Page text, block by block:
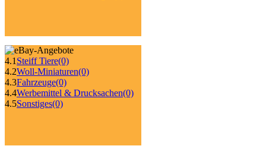
4.1 Steiff Tiere(0)
4.2Woll-Miniaturen(0)
4.3Fahrzeuge(0)
4.4Werbemittel & Drucksachen(0)
4.5Sonstiges(0)